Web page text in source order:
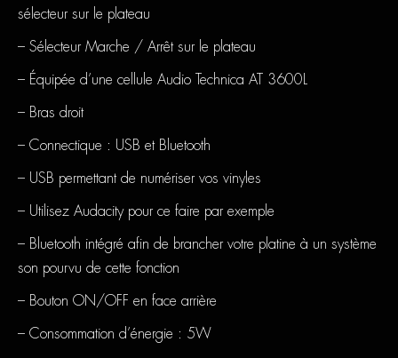
sélecteur sur le plateau
– Sélecteur Marche / Arrêt sur le plateau
– Équipée d’une cellule Audio Technica AT 3600L
– Bras droit
– Connectique : USB et Bluetooth
– USB permettant de numériser vos vinyles
– Utilisez Audacity pour ce faire par exemple
– Bluetooth intégré afin de brancher votre platine à un système
son pourvu de cette fonction
– Bouton ON/OFF en face arrière
– Consommation d’énergie : 5W